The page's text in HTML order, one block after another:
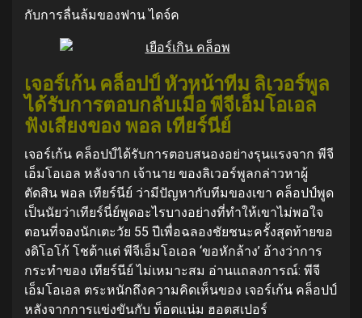
กับการลื่นล้มของฟาน ไดจ์ค
เจอร์เก้น คล็อปป์ หัวหน้าทีม ลิเวอร์พูล
ได้รับการตอบกลับเมื่อ พีจีเอ็มโอเอล
ฟังเสียงของ พอล เทียร์นีย์
เจอร์เก้น คล็อปป์ได้รับการตอบสนองอย่างรุนแรงจาก พีจี
เอ็มโอเอล หลังจาก เจ้านาย ของลิเวอร์พูลกล่าวหาผู้
ตัดสิน พอล เทียร์นีย์ ว่ามีปัญหากับทีมของเขา คล็อปป์พูด
เป็นนัยว่าเทียร์นี่ย์พูดอะไรบางอย่างที่ทำให้เขาไม่พอใจ
ตอนที่จองนักเตะวัย 55 ปีเพื่อฉลองชัยชนะครั้งสุดท้ายขอ
งดิโอโก้ โชต้าแต่ พีจีเอ็มโอเอล ‘ขอหักล้าง’ อ้างว่าการ
กระทำของ เทียร์นีย์ ไม่เหมาะสม อ่านแถลงการณ์: พีจี
เอ็มโอเอล ตระหนักถึงความคิดเห็นของ เจอร์เก้น คล็อปป์
หลังจากการแข่งขันกับ ท็อตแน่ม ฮอตสเปอร์